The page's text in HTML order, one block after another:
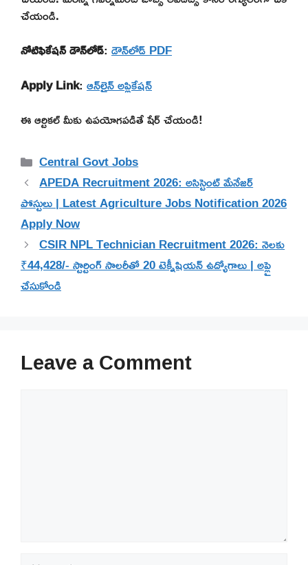
చేయండి.
నోటిఫికేషన్ డౌన్‌లోడ్: డౌన్‌లోడ్ PDF
Apply Link: ఆన్‌లైన్ అప్లికేషన్
ఈ ఆర్టికల్ మీకు ఉపయోగపడితే షేర్ చేయండి!
Categories
Central Govt Jobs
APEDA Recruitment 2026: అసిస్టెంట్ మేనేజర్
పోస్టులు | Latest Agriculture Jobs Notification 2026
Apply Now
CSIR NPL Technician Recruitment 2026: నెలకు
₹44,428/- స్టార్టింగ్ సాలరీతో 20 టెక్నీషియన్ ఉద్యోగాలు | అప్లై
చేసుకోండి
Leave a Comment